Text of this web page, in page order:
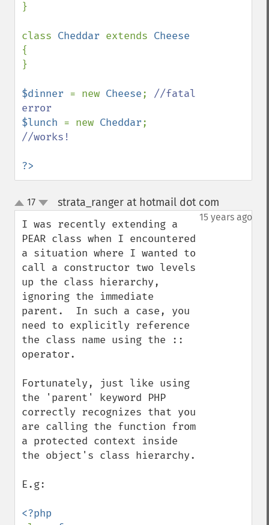
}
class Cheddar extends
{
}
$dinner = new Cheese; //fatal
$lunch = new Cheddar
//works!
?>
up
down
17 strata_ranger at hotmail dot com
15 years ago
I was recently extending a
PEAR class when I encountered
a situation where I wanted to
call a constructor two levels
up the class hierarchy,
ignoring the immediate
parent.  In such a case, you
need to explicitly reference
the class name using the ::
operator.
Fortunately, just like using
the 'parent' keyword PHP
correctly recognizes that you
are calling the function from
a protected context inside
the object's class hierarchy.
E.g: